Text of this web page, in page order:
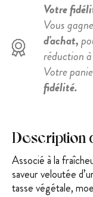
Votre
Vous
d'achat,
réduction
Votre
fidélité.
Description
Associé à la
saveur veloutée
tasse végétale,